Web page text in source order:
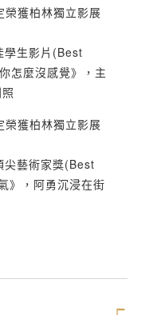
學生影片(Best
怎麼沒感覺》，主
尖藝術家獎(Best
》，阿勇沉浸在街